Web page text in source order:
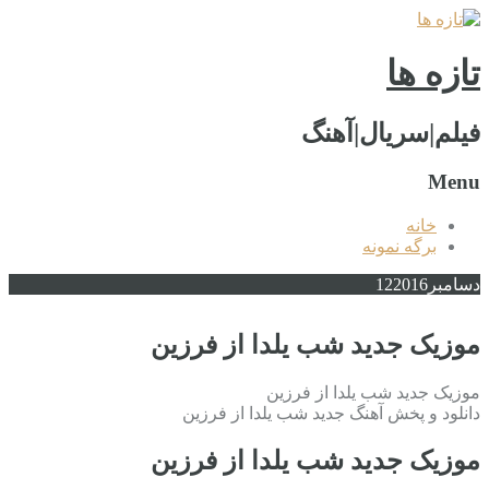
تازه ها
فیلم|سریال|آهنگ
Menu
خانه
برگه نمونه
دسامبر 122016
موزیک جدید شب یلدا از فرزین
موزیک جدید شب یلدا از فرزین
دانلود و پخش آهنگ جدید شب یلدا از فرزین
موزیک جدید شب یلدا از فرزین